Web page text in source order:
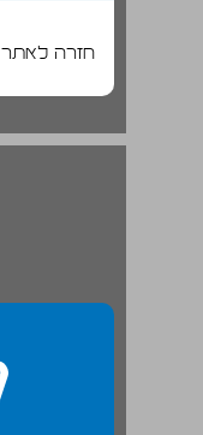
חזרה לאתר